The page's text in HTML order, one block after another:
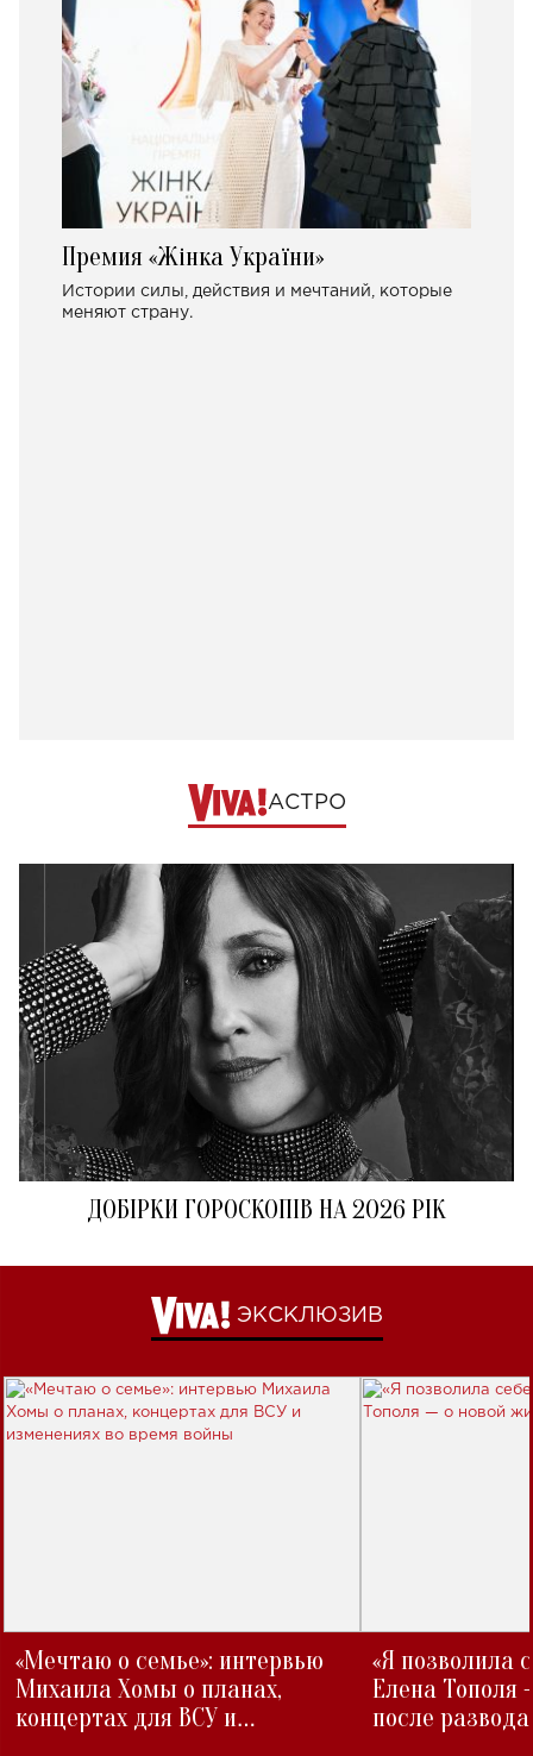
Премия «Жінка України»
Истории силы, действия и мечтаний, которые
меняют страну.
АСТРО
ДОБІРКИ ГОРОСКОПІВ НА 2026 РІК
ЭКСКЛЮЗИВ
«Мечтаю о семье»: интервью
Михаила Хомы о планах,
концертах для ВСУ и
«Я позволила
Елена Тополя
после развода